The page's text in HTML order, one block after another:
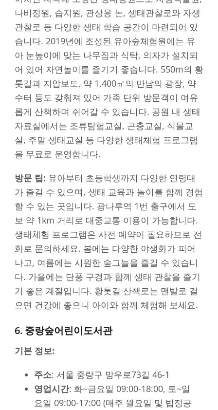
나비정원, 습지원, 관상용 논, 생태관찰로와 자생
관찰로 등 다양한 생태 학습 공간이 마련되어 있
습니다. 2019년에 조성된 유아숲체험원에는 유
아 눈높이에 맞는 나무집과 식탁, 의자가 설치되
어 있어 자연놀이를 즐기기 좋습니다. 550m의 황
톳길과 지압보도, 약 1,400㎡의 만남의 광장, 약
수터 등도 갖춰져 있어 가족 단위 방문객이 여유
롭게 산책하며 쉬어갈 수 있습니다. 공원 내 생태
자료실에서는 조류탐험교실, 곤충교실, 식물교
실, 주말 생태교실 등 다양한 생태체험 프로그램
을 무료로 운영합니다.
방문 팁: 유아부터 초등학생까지 다양한 연령대
가 즐길 수 있으며, 생태 교육과 놀이를 함께 경험
할 수 있는 곳입니다. 광나루역 1번 출구에서 도
보 약 1km 거리로 대중교통 이용이 가능합니다.
생태체험 프로그램은 사전 예약이 필요하므로 전
화로 문의하세요. 봄에는 다양한 야생화가 피어
나고, 여름에는 시원한 숲그늘을 즐길 수 있습니
다. 가을에는 단풍 구경과 함께 생태 관찰을 즐기
기 좋은 계절입니다. 황톳길 산책로는 맨발로 걸
으면 건강에 좋으니 아이와 함께 체험해 보세요.
6. 중랑숲어린이도서관
기본 정보:
주소: 서울 중랑구 망우로73길 46-1
영업시간: 화~금요일 09:00-18:00, 토~일
요일 09:00-17:00 (매주 월요일 및 법정공